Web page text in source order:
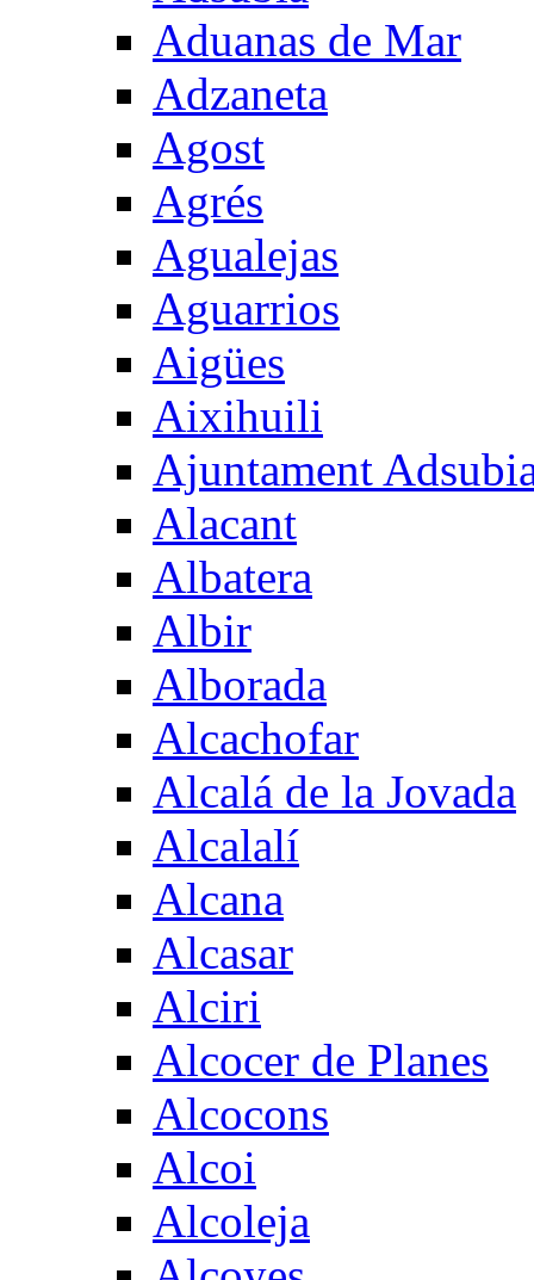
Aduanas de Mar
Adzaneta
Agost
Agrés
Agualejas
Aguarrios
Aigües
Aixihuili
Ajuntament
Alacant
Albatera
Albir
Alborada
Alcachofar
Alcalá de la Jovada
Alcalalí
Alcana
Alcasar
Alciri
Alcocer de Planes
Alcocons
Alcoi
Alcoleja